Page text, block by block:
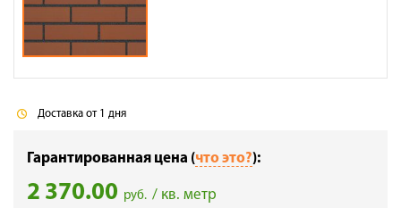
Доставка от 1 дня
Гарантированная цена (что это?):
2 370.00 руб. / кв. метр